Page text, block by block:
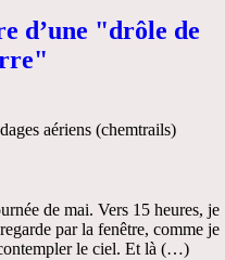
d’une "drôle de
aériens (chemtrails)
de mai. Vers 15 heures, je
par la fenêtre, comme je
le ciel. Et là (…)